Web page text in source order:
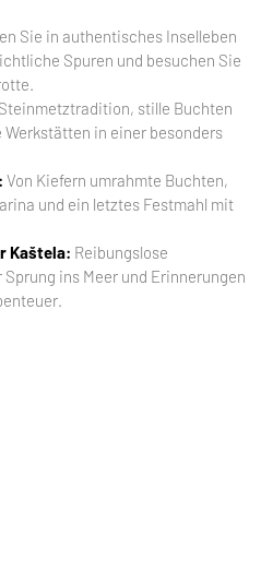
Sie in authentisches Inselleben
Spuren und besuchen Sie
Steinmetztradition, stille Buchten
in einer besonders
Von Kiefern umrahmte Buchten,
und ein letztes Festmahl mit
Kaštela: Reibungslose
ins Meer und Erinnerungen